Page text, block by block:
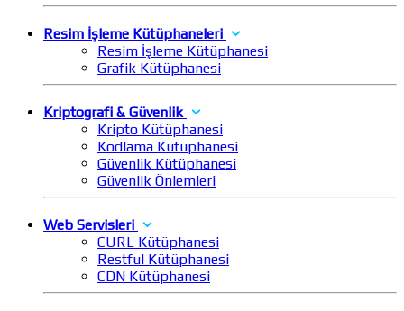
Resim İşleme Kütüphaneleri
Resim İşleme Kütüphanesi
Grafik Kütüphanesi
Kriptografi & Güvenlik
Kripto Kütüphanesi
Kodlama Kütüphanesi
Güvenlik Kütüphanesi
Güvenlik Önlemleri
Web Servisleri
CURL Kütüphanesi
Restful Kütüphanesi
CDN Kütüphanesi